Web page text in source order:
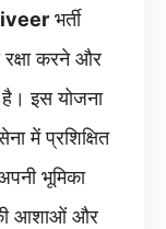
भर्ती
करने और
इस योजना
में प्रशिक्षित
भूमिका
की आशाओं और